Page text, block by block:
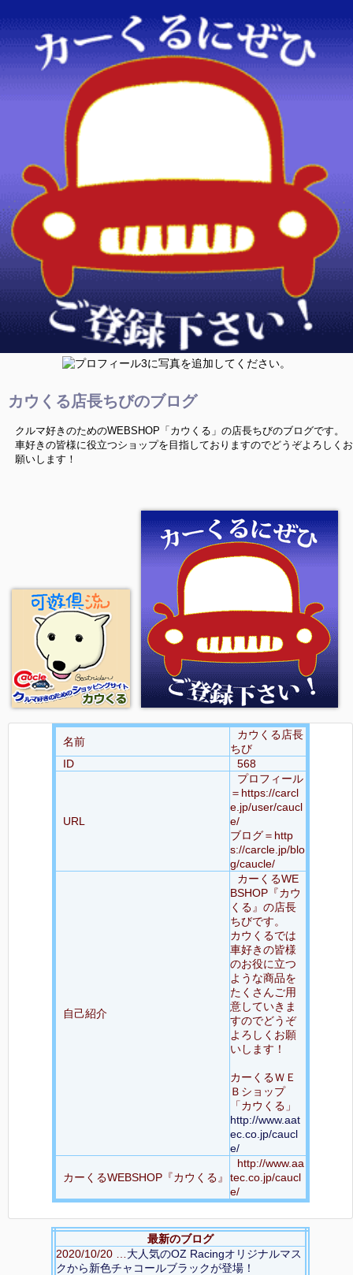
カウくる店長ちびのブログ
クルマ好きのためのWEBSHOP「カウくる」の店長ちびのブログです。
車好きの皆様に役立つショップを目指しておりますのでどうぞよろしくお
願いします！
名前
カウくる店長
ちび
ID
568
URL
プロフィール
＝https://carcl
e.jp/user/caucl
e/
ブログ＝http
s://carcle.jp/blo
g/caucle/
自己紹介
カーくるWE
BSHOP『カウ
くる』の店長
ちびです。
カウくるでは
車好きの皆様
のお役に立つ
ような商品を
たくさんご用
意していきま
すのでどうぞ
よろしくお願
いします！
カーくるＷＥ
Ｂショップ
「カウくる」
http://www.aat
ec.co.jp/caucl
e/
カーくるWEBSHOP『カウくる』
http://www.aa
tec.co.jp/caucl
e/
最新のブログ
2020/10/20 … 大人気のOZ Racingオリジナルマス
クから新色チャコールブラックが登場！